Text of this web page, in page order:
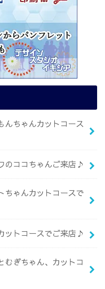
んちゃんカットコース
のココちゃんご来店♪
ちゃんカットコースで
ットコースでご来店♪
むぎちゃん、カットコ